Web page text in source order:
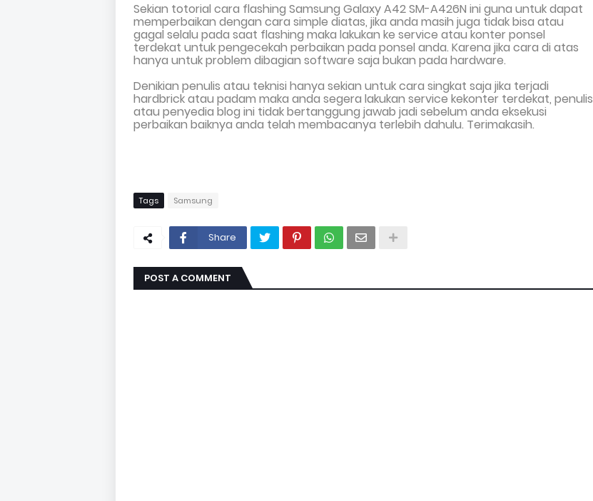
Sekian totorial cara flashing Samsung Galaxy A42 SM-A426N ini guna untukdapat
memperbaikan dengan cara simple diatas, jika anda masih juga tidak bisa atau
gagal selalu pada saat flashing maka lakukan ke service atau konter ponsel
terdekat untukpengecekah perbaikan pada ponsel anda. Karena jika cara di atas
hanya untuk problem dibagian software saja bukan pada hardware.
Denikian penulis atau teknisi hanya sekian untukcara singkat saja jika terjadi
hardbrick atau padam maka anda segera lakukan service kekonter terdekat, penulis
atau penyedia blog ini tidak bertanggung jawab jadi sebelum anda eksekusi
perbaikan baiknya anda telah membacanya terlebih dahulu. Terimakasih.
Tags Samsung
Share
POST A COMMENT